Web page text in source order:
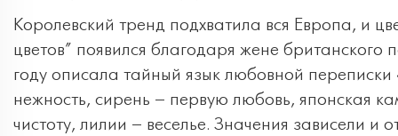
Королевский тренд подхватила вся Европа, и
цветов” появился благодаря жене
году описала тайный язык любовной
нежность, сирень – первую любовь, японская
чистоту, лилии – веселье. Значения зависели и